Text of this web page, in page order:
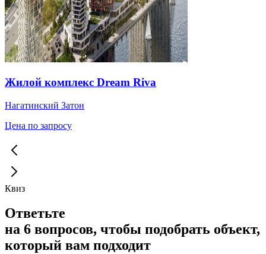
Жилой комплекс Dream Riva
Нагатинский Затон
Цена по запросу
Квиз
Ответьте
на 6 вопросов, чтобы подобрать объект,
который вам подходит